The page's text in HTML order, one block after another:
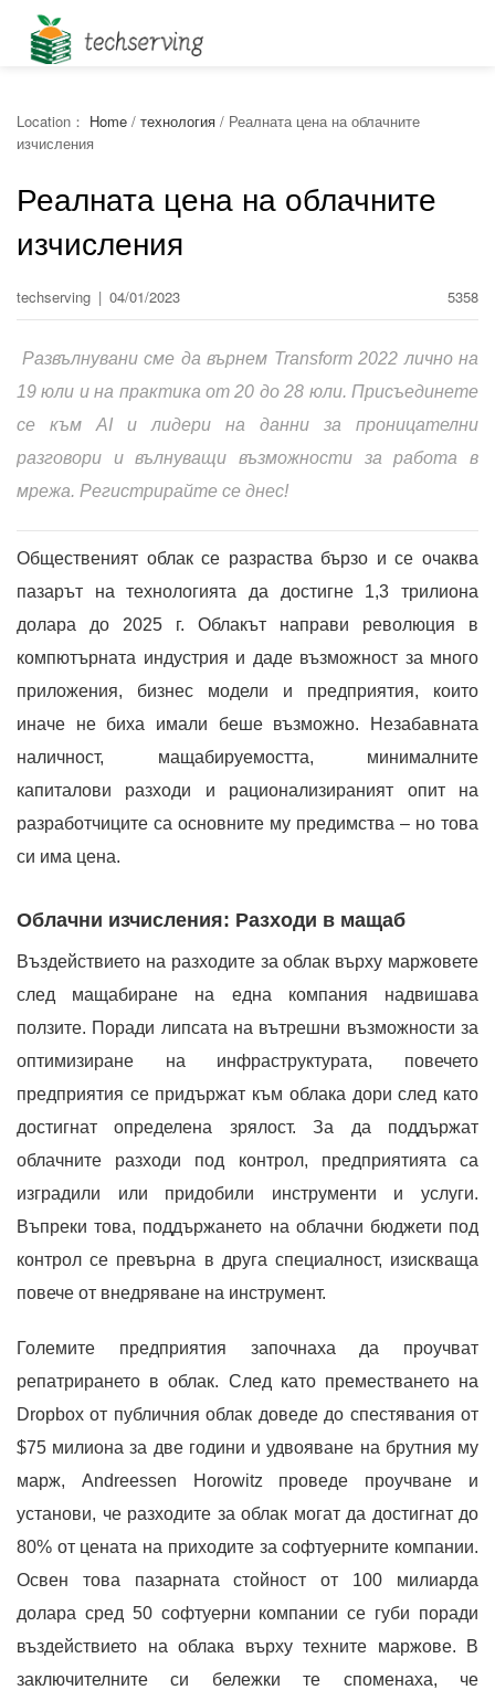
Location： Home / технология / Реалната цена на облачните
изчисления
Реалната цена на облачните
изчисления
techserving | 04/01/2023 5358
Развълнувани сме да върнем Transform 2022 лично на
19 юли и на практика от 20 до 28 юли. Присъединете
се към AI и лидери на данни за проницателни
разговори и вълнуващи възможности за работа в
мрежа. Регистрирайте се днес!
Общественият облак се разраства бързо и се очаква
пазарът на технологията да достигне 1,3 трилиона
долара до 2025 г. Облакът направи революция в
компютърната индустрия и даде възможност за много
приложения, бизнес модели и предприятия, които
иначе не биха имали беше възможно. Незабавната
наличност, мащабируемостта, минималните
капиталови разходи и рационализираният опит на
разработчиците са основните му предимства – но това
си има цена.
Облачни изчисления: Разходи в мащаб
Въздействието на разходите за облак върху маржовете
след мащабиране на една компания надвишава
ползите. Поради липсата на вътрешни възможности за
оптимизиране на инфраструктурата, повечето
предприятия се придържат към облака дори след като
достигнат определена зрялост. За да поддържат
облачните разходи под контрол, предприятията са
изградили или придобили инструменти и услуги.
Въпреки това, поддържането на облачни бюджети под
контрол се превърна в друга специалност, изискваща
повече от внедряване на инструмент.
Големите предприятия започнаха да проучват
репатрирането в облак. След като преместването на
Dropbox от публичния облак доведе до спестявания от
$75 милиона за две години и удвояване на брутния му
марж, Andreessen Horowitz проведе проучване и
установи, че разходите за облак могат да достигнат до
80% от цената на приходите за софтуерните компании.
Освен това пазарната стойност от 100 милиарда
долара сред 50 софтуерни компании се губи поради
въздействието на облака върху техните маржове. В
заключителните си бележки те споменаха, че